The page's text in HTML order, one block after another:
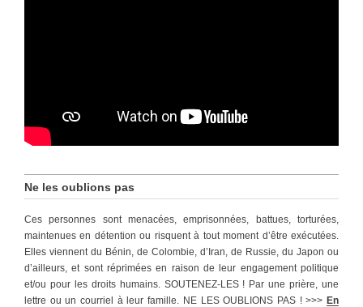
Ne les oublions pas
Ces personnes sont menacées, emprisonnées, battues, torturées,
maintenues en détention ou risquent à tout moment d’être exécutées.
Elles viennent du Bénin, de Colombie, d’Iran, de Russie, du Japon ou
d’ailleurs, et sont réprimées en raison de leur engagement politique
et/ou pour les droits humains. SOUTENEZ-LES ! Par une prière, une
lettre ou un courriel à leur famille. NE LES OUBLIONS PAS ! >>> En